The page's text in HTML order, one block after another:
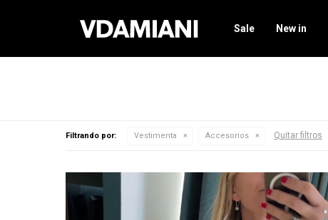
Sale New in
Filtrando por: Vestimenta Accesorios Quitar filtros